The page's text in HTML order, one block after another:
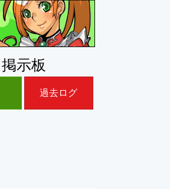
示板
過去ログ